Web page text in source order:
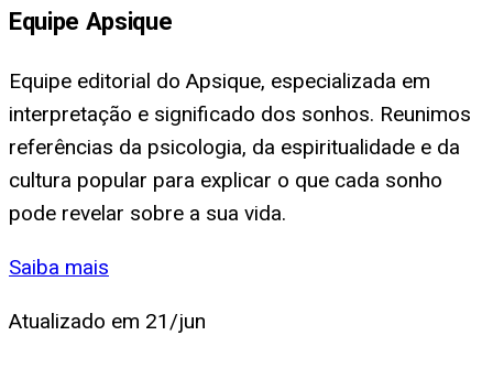
Equipe Apsique
Equipe editorial do Apsique, especializada em
interpretação e significado dos sonhos. Reunimos
referências da psicologia, da espiritualidade e da
cultura popular para explicar o que cada sonho
pode revelar sobre a sua vida.
Saiba mais
Atualizado em 21/jun